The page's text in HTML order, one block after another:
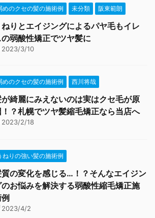
めのクセの髪の施術例 未分類 阪東範朗
ねりとエイジングによるパヤ毛もイレ
の弱酸性矯正でツヤ髪に
2023/3/10
めのクセの髪の施術例 西川将哉
綺麗にみえないのは実はクセ毛が原
！？札幌でツヤ髪縮毛矯正なら当店へ
2023/2/18
ねりの強い髪の施術例
の変化を感じる…！？そんなエイジン
のお悩みを解決する弱酸性縮毛矯正施
2023/4/2